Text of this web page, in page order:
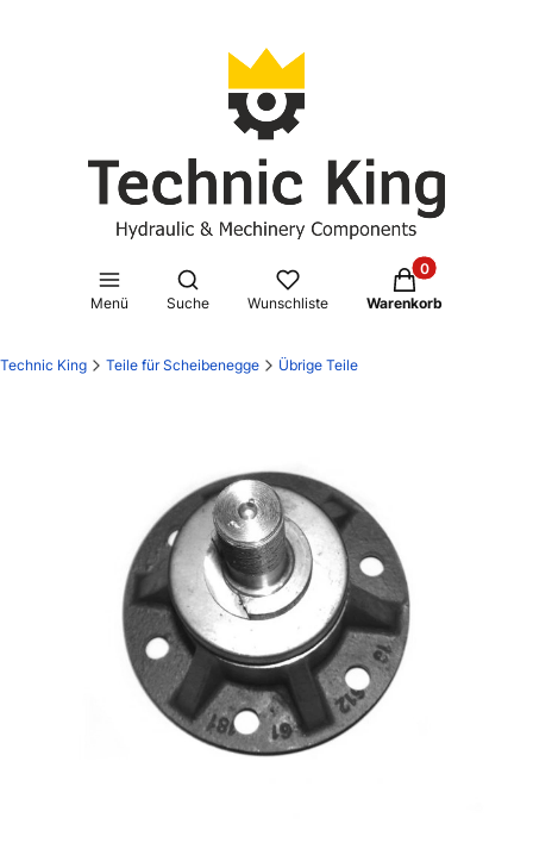
Menü
Suchmaschine öffnen
Suche Wunschliste
Produkte im
Warenkorb
Technic King Teile für Scheibenegge Übrige Teile